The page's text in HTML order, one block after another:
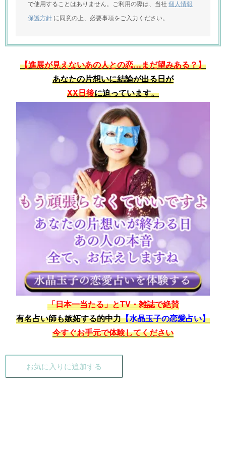
で使用することはありません。ご利用の際は、当社 個人情報
保護方針に同意の上、必要事項をご入力ください。
【進展が見えないあの人との恋…まだ望みある？】
あなたの片想いに結論が出る日が
XX日後に迫っています。
「日本一当たる」とTV・雑誌で絶賛
有名占い師も嫉妬する的中力【水晶玉子の恋愛占い】
今すぐお手元で体験してください
お気に入りに追加する